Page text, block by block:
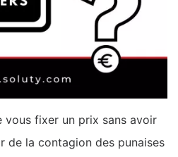
vous fixer un prix sans avoir
de la contagion des punaises